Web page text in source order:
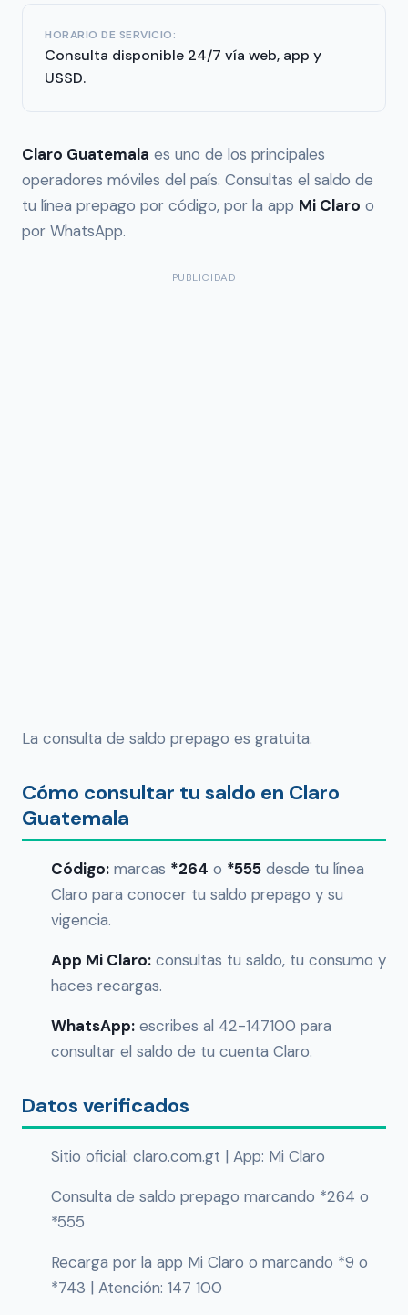
HORARIO DE SERVICIO:
Consulta disponible 24/7 vía web, app y
USSD.
Claro Guatemala es uno de los principales
operadores móviles del país. Consultas el saldo de
tu línea prepago por código, por la app Mi Claro o
por WhatsApp.
PUBLICIDAD
La consulta de saldo prepago es gratuita.
Cómo consultar tu saldo en Claro
Guatemala
Código: marcas *264 o *555 desde tu línea
Claro para conocer tu saldo prepago y su
vigencia.
App Mi Claro: consultas tu saldo, tu consumo y
haces recargas.
WhatsApp: escribes al 42-147100 para
consultar el saldo de tu cuenta Claro.
Datos verificados
Sitio oficial: claro.com.gt | App: Mi Claro
Consulta de saldo prepago marcando *264 o
*555
Recarga por la app Mi Claro o marcando *9 o
*743 | Atención: 147 100